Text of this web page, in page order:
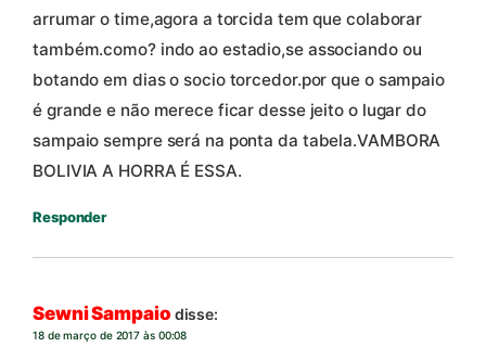
arrumar o time,agora a torcida tem que colaborar
também.como? indo ao estadio,se associando ou
botando em dias o socio torcedor.por que o sampaio
é grande e não merece ficar desse jeito o lugar do
sampaio sempre será na ponta da tabela.VAMBORA
BOLIVIA A HORRA É ESSA.
Responder
Sewni Sampaio disse:
18 de março de 2017 às 00:08